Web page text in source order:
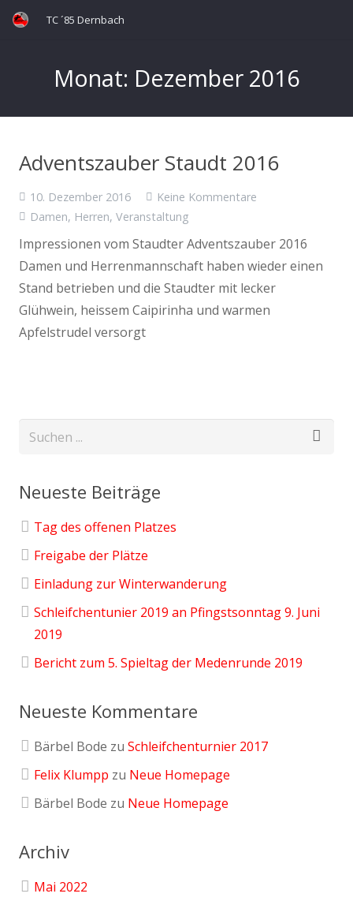
TC ´85 Dernbach
Monat: Dezember 2016
Adventszauber Staudt 2016
10. Dezember 2016
Keine Kommentare
Damen, Herren, Veranstaltung
Impressionen vom Staudter Adventszauber 2016
Damen und Herrenmannschaft haben wieder einen
Stand betrieben und die Staudter mit lecker
Glühwein, heissem Caipirinha und warmen
Apfelstrudel versorgt
Neueste Beiträge
Tag des offenen Platzes
Freigabe der Plätze
Einladung zur Winterwanderung
Schleifchentunier 2019 an Pfingstsonntag 9. Juni
2019
Bericht zum 5. Spieltag der Medenrunde 2019
Neueste Kommentare
Bärbel Bode zuSchleifchenturnier 2017
Felix Klumpp zu Neue Homepage
Bärbel Bode zu Neue Homepage
Archiv
Mai 2022